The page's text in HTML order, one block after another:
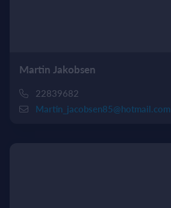
Martin Jakobsen
22839682
Martin_jacobsen85@hotmail.com